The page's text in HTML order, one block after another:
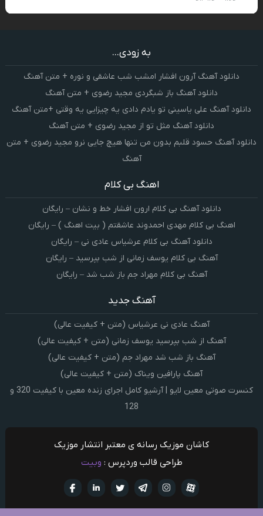
به زودی...
دانلود آهنگ آرون افشار امشب شب عاشقی و نوره + متن آهنگ
دانلود آهنگ باز شبگردی مجید رضوی + متن آهنگ
دانلود آهنگ علی یاسینی تو یادم دادی یه چیزایی یه وقتی +متن آهنگ
دانلود آهنگ مثل تو از مجید رضوی + متن آهنگ
دانلود آهنگ حسود قلبم بدون من تنها هیچ جایی نرو مجید رضوی + متن
آهنگ
اهنگ بی کلام
دانلود آهنگ بی کلام ارون افشار خط و نشان – رایگان
اهنگ بی کلام مهدی احمدوند عاشقتم ( بیت اهنگ ) – رایگان
دانلود آهنگ بی کلام عرشیاس عادی نی – رایگان
آهنگ بی کلام یوسف زمانی از شب بپرسید – رایگان
آهنگ بی کلام مهراد جم باز شب شد – رایگان
آهنگ جدید
آهنگ عادی نی عرشیاس (متن + کیفیت عالی)
آهنگ از شب بپرسید یوسف زمانی (متن + کیفیت عالی)
آهنگ باز شب شد مهراد جم (متن + کیفیت عالی)
آهنگ پارافین ویناک (متن + کیفیت عالی)
کنسرت صوتی معین لایو | آرشیو کامل اجرای زنده معین با کیفیت 320 و
128
کاشان موزیک رسانه ی معتبر انتشار موزیک
طراحی قالب وردپرس : وبیت
تويتر تلگرام
اینستاگرام آپارات